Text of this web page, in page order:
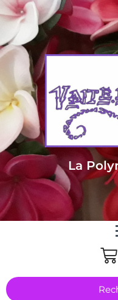
Livraison sous 24/48h en
euros d'achat en
La